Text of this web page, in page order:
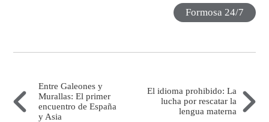
Formosa 24/7
Entre Galeones y
Murallas: El primer
encuentro de España
y Asia
El idioma prohibido: La
lucha por rescatar la
lengua materna